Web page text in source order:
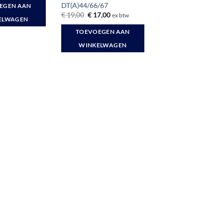
is:
€ 18,75.
AAN
DT(A)44/66/67
€19,00 Oorspronkelijke
prijs
was:
€ 19,00.
€ 17,00Huidige
is:
€ 17,00.
ex btw
TOEVOEGEN AAN
WINKELWAGEN